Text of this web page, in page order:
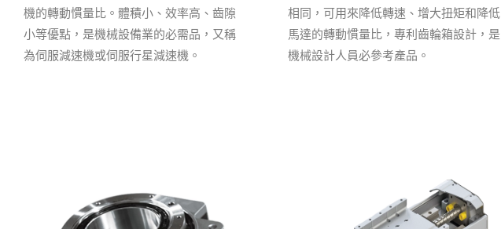
機的轉動慣量比。體積小、效率高、齒隙
小等優點，是機械設備業的必需品，又稱
為伺服減速機或伺服行星減速機。
相同，可用來降低轉速、增大扭矩和降低
馬達的轉動慣量比，專利齒輪箱設計，是
機械設計人員必參考產品。